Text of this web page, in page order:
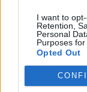
I want to
Retention,
Personal
Purposes for
Opted Out
REPORTAGE 2026-
Emma Tryti
upp ateljén
keramikkurser
Konstnären i Åsta